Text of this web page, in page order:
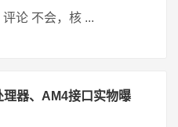
论 不会，核 ...
器、AM4接口实物曝